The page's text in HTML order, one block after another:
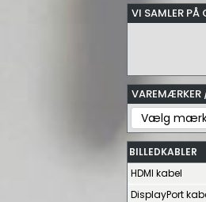
VI SAMLER PÅ
VAREMÆRKER
BILLEDKABLER
HDMI kabel
DisplayPort